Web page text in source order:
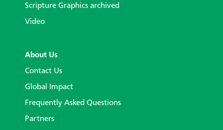
Scripture Graphics archived
Video
About Us
Contact Us
Global Impact
Frequently Asked Questions
Partners